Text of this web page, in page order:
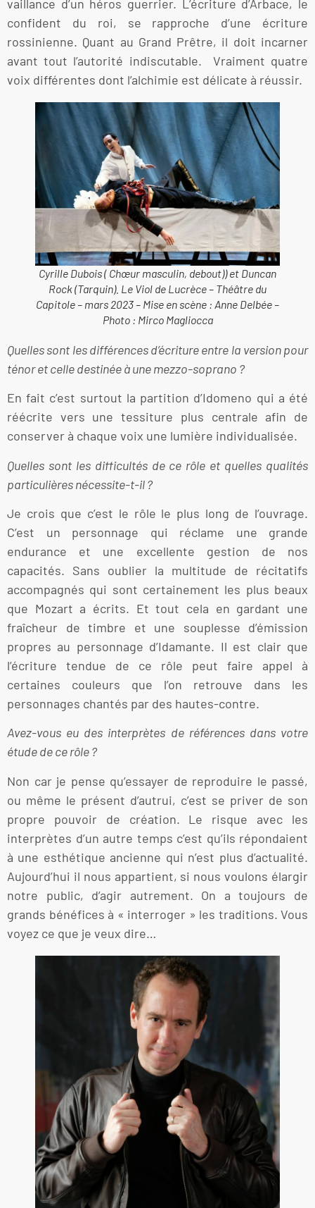
vaillance d’un héros guerrier. L’écriture d’Arbace, le
confident du roi, se rapproche d’une écriture
rossinienne. Quant au Grand Prêtre, il doit incarner
avant tout l’autorité indiscutable. Vraiment quatre
voix différentes dont l’alchimie est délicate à réussir.
Cyrille Dubois ( Chœur masculin, debout)) et Duncan
Rock (Tarquin). Le Viol de Lucrèce – Théâtre du
Capitole – mars 2023 – Mise en scène : Anne Delbée –
Photo : Mirco Magliocca
Quelles sont les différences d’écriture entre la version pour
ténor et celle destinée à une mezzo-soprano ?
En fait c’est surtout la partition d’Idomeno qui a été
réécrite vers une tessiture plus centrale afin de
conserver à chaque voix une lumière individualisée.
Quelles sont les difficultés de ce rôle et quelles qualités
particulières nécessite-t-il ?
Je crois que c’est le rôle le plus long de l’ouvrage.
C’est un personnage qui réclame une grande
endurance et une excellente gestion de nos
capacités. Sans oublier la multitude de récitatifs
accompagnés qui sont certainement les plus beaux
que Mozart a écrits. Et tout cela en gardant une
fraîcheur de timbre et une souplesse d’émission
propres au personnage d’Idamante. Il est clair que
l’écriture tendue de ce rôle peut faire appel à
certaines couleurs que l’on retrouve dans les
personnages chantés par des hautes-contre.
Avez-vous eu des interprètes de références dans votre
étude de ce rôle ?
Non car je pense qu’essayer de reproduire le passé,
ou même le présent d’autrui, c’est se priver de son
propre pouvoir de création. Le risque avec les
interprètes d’un autre temps c’est qu’ils répondaient
à une esthétique ancienne qui n’est plus d’actualité.
Aujourd’hui il nous appartient, si nous voulons élargir
notre public, d’agir autrement. On a toujours de
grands bénéfices à « interroger » les traditions. Vous
voyez ce que je veux dire…